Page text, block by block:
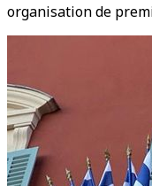
organisation de